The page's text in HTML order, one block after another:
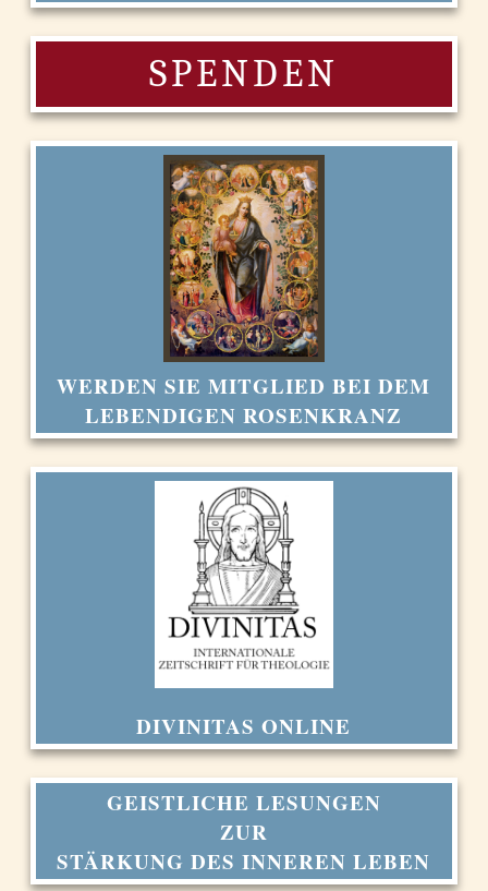
SPENDEN
WERDEN SIE MITGLIED BEI DEM
LEBENDIGEN ROSENKRANZ
DIVINITAS ONLINE
GEISTLICHE LESUNGEN
ZUR
STÄRKUNG DES INNEREN LEBEN